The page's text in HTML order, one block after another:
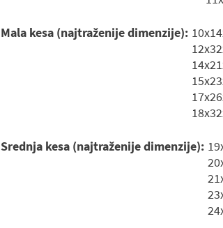
Mala kesa (najtraženije dimenzije):
Srednja kesa (najtraženije dimenzije):